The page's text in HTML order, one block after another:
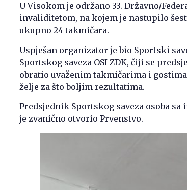
U Visokom je održano 33. Državno/
invaliditetom, na kojem je nastupilo
ukupno 24 takmičara.
Uspješan organizator je bio Sportski
Sportskog saveza OSI ZDK, čiji se
obratio uvaženim takmičarima i
želje za što boljim rezultatima.
Predsjednik Sportskog saveza osoba
je zvanično otvorio Prvenstvo.